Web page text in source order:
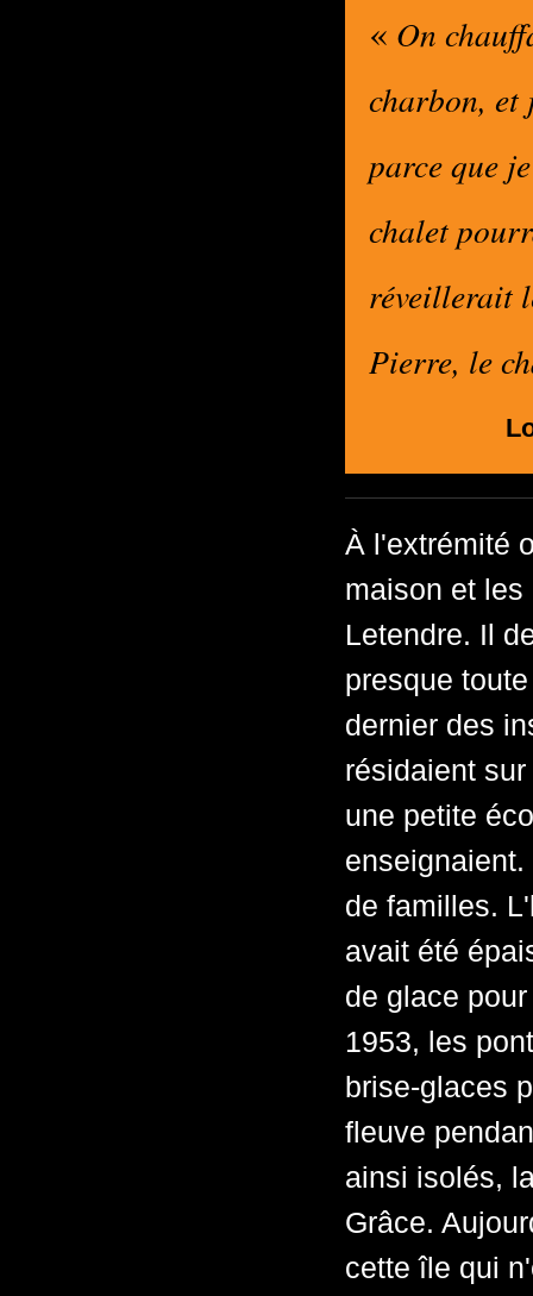
« On
charbon, et
parce que
chalet
réveillerait
Pierre, le
À l'extrémité
maison et les
Letendre. Il
presque
dernier des
résidaient
une petite
de familles.
avait été
de glace
1953, les
brise-glaces
fleuve
ainsi isolés,
Grâce.
cette île qui